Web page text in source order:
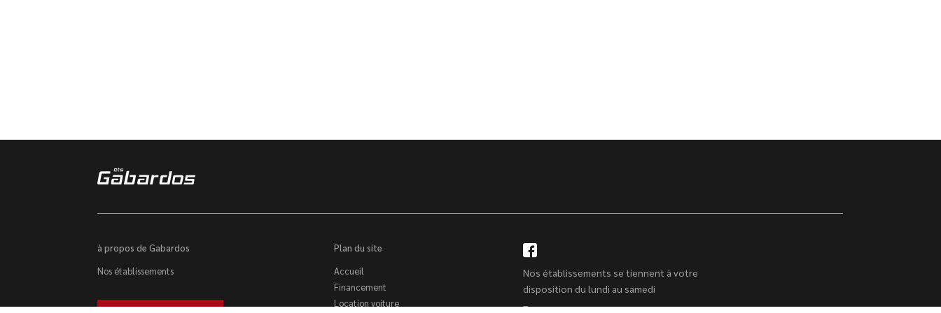
à propos de Gabardos
Nos établissements
Plan du site
Accueil
Financement
Location voiture
Nos établissements se tiennent à votre
disposition du lundi au samedi
–